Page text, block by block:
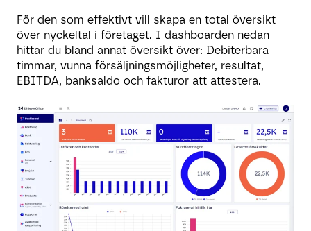
För den som effektivt vill skapa en total översikt
över nyckeltal i företaget. I dashboarden nedan
hittar du bland annat översikt över: Debiterbara
timmar, vunna försäljningsmöjligheter, resultat,
EBITDA, banksaldo och fakturor att attestera.